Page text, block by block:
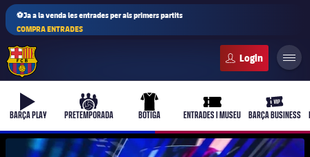
⚽Ja a la venda les entrades per als primers partits
COMPRA ENTRADES
b-play
BARÇA PLAY
culers-ball
PRETEMPORADA
uniform
BOTIGA
ticket-full
ENTRADES I MUSEU
ticket-
BARÇA BUSINESS